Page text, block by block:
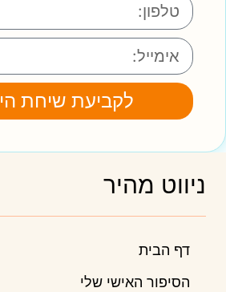
לקביעת שיחת
ניווט מהיר
דף הבית
הסיפור האישי שלי